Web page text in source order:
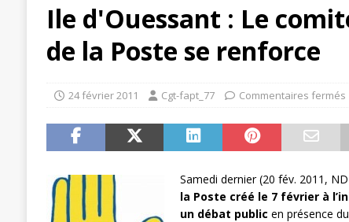
[ 3 avril 2026 ]
la mutuelle à la
[ 3 avril 2026 ] Mutuelle : encore des
[ 19 septembre 2025 ] La Poste -
SECTEUR POSTAL
[ 16 septembre 2025 ] La Poste –
POSTAL
[ 11 septembre 2025 ] Chronopost
Ile d'Ouessant : Le
de la Poste se renforce
24 février 2011 Cgt-fapt_77 Commentaires fermés
Samedi dernier (20 fév. 2011,
la Poste créé le 7 février à
un débat public en présence